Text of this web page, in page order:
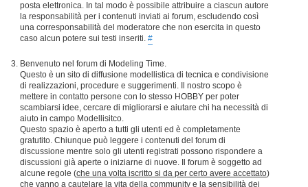
posta elettronica. In tal modo è possibile attribuire a ciascun autore
la responsabilità per i contenuti inviati ai forum, escludendo così
una corresponsabilità del moderatore che non esercita in questo
caso alcun potere sui testi inseriti. #
Benvenuto nel forum di Modeling Time.
Questo è un sito di diffusione modellistica di tecnica e condivisione
di realizzazioni, procedure e suggerimenti. Il nostro scopo è
mettere in contatto persone con lo stesso HOBBY per poter
scambiarsi idee, cercare di migliorarsi e aiutare chi ha necessità di
aiuto in campo Modellisitco.
Questo spazio è aperto a tutti gli utenti ed è completamente
gratutito. Chiunque può leggere i contenuti del forum di
discussione mentre solo gli utenti registrati possono rispondere a
discussioni già aperte o iniziarne di nuove. Il forum è soggetto ad
alcune regole (che una volta iscritto si da per certo avere accettato)
che vanno a cautelare la vita della community e la sensibilità dei